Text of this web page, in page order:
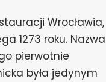
Wrocławia,
1273 roku. Nazwa
pierwotnie
była jedynym